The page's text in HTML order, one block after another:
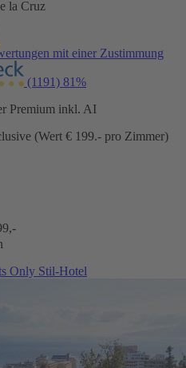
la Cruz
mit einer Zustimmung
(1191) 81%
Premium inkl. AI
(Wert € 199.- pro Zimmer)
Only Stil-Hotel